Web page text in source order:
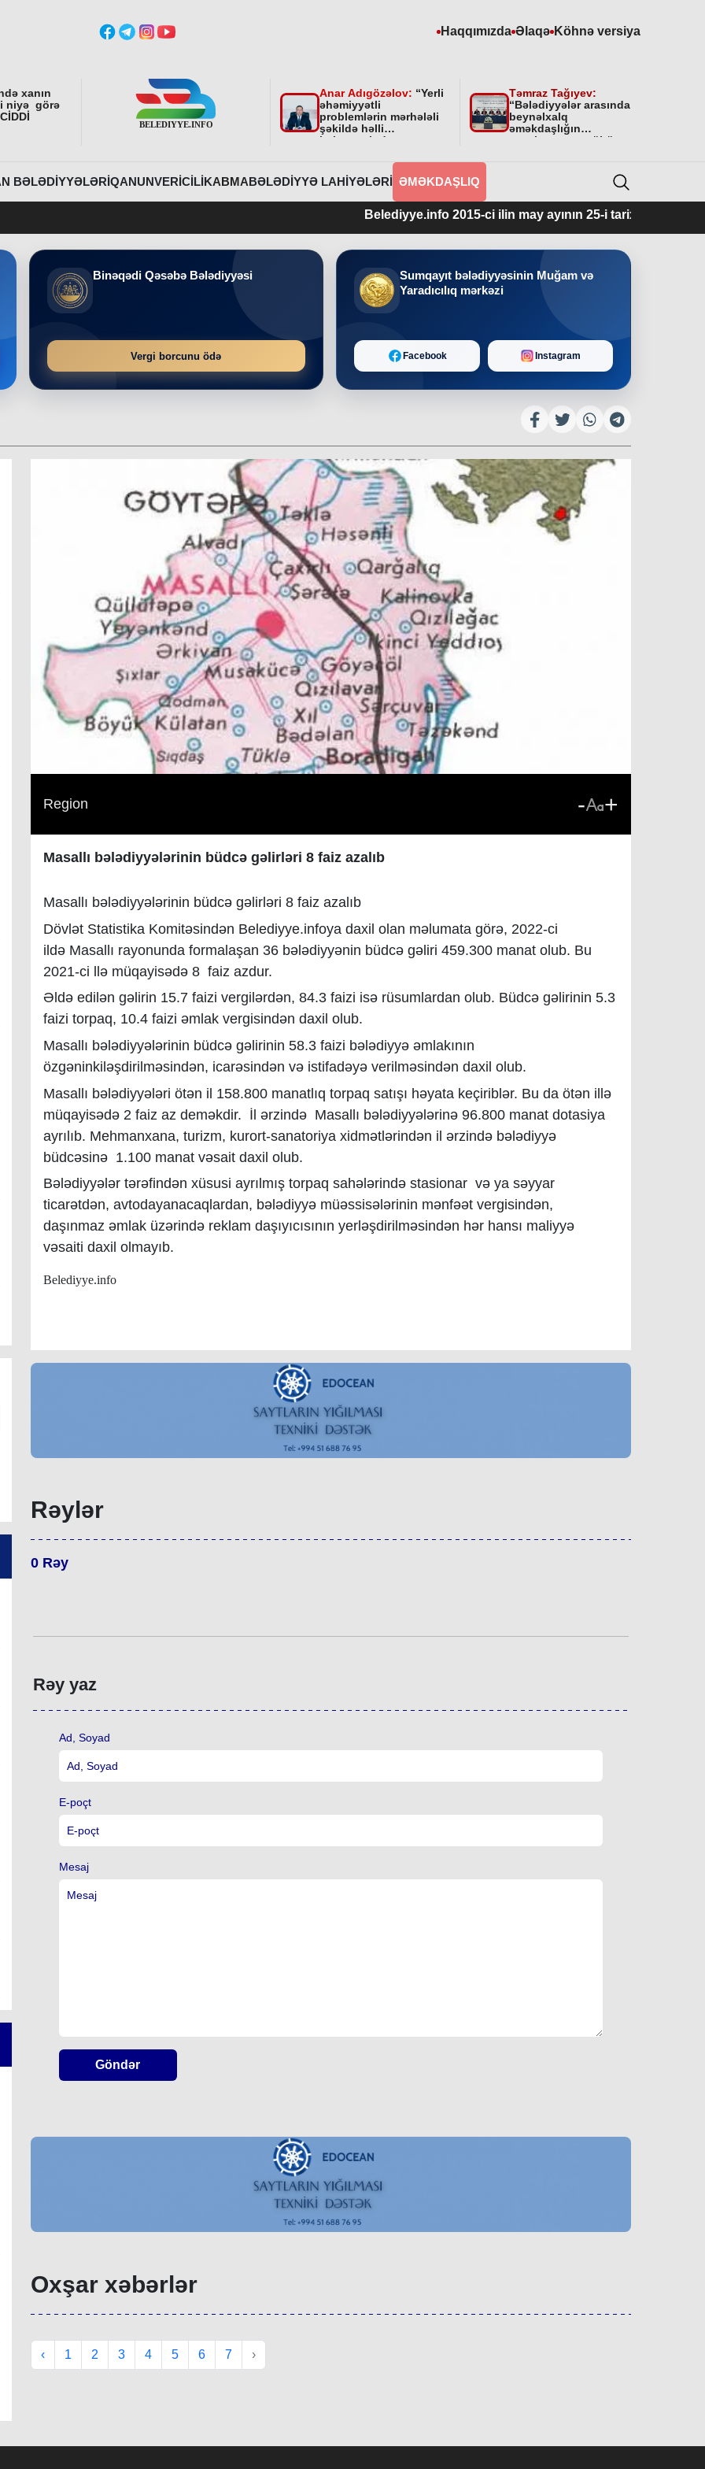
Haqqımızda Əlaqə Köhnə versiya
xanın
niyə görə
Anar Adıgözəlov: “Yerli
əhəmiyyətli
problemlərin mərhələli
şəkildə həlli
istiqamətində
sonra da davam
etdirəcəkdir”
Təmraz Tağıyev:
“Bələdiyyələr arasında
beynəlxalq
əməkdaşlığın
qurulmasının mühüm
BƏLƏDIYYƏLƏRIQANUNVERICILIKABMABƏLƏDIYYƏ LAHIYƏLƏRI ƏMƏKDAŞLIQ
Belediyye.info 2015-ci ilin may ayının 25-i tarixindən
Binəqədi Qəsəbə Bələdiyyəsi
Vergi borcunu ödə
Sumqayıt bələdiyyəsinin Muğam və
Yaradıcılıq mərkəzi
Facebook Instagram
Region - +
Masallı bələdiyyələrinin büdcə gəlirləri 8 faiz azalıb
Masallı bələdiyyələrinin büdcə gəlirləri 8 faiz azalıb
Dövlət Statistika Komitəsindən Belediyye.infoya daxil olan məlumata görə, 2022-ci
ildə Masallı rayonunda formalaşan 36 bələdiyyənin büdcə gəliri 459.300 manat olub. Bu
2021-ci llə müqayisədə 8 faiz azdur.
Əldə edilən gəlirin 15.7 faizi vergilərdən, 84.3 faizi isə rüsumlardan olub. Büdcə gəlirinin 5.3
faizi torpaq, 10.4 faizi əmlak vergisindən daxil olub.
Masallı bələdiyyələrinin büdcə gəlirinin 58.3 faizi bələdiyyə əmlakının
özgəninkiləşdirilməsindən, icarəsindən və istifadəyə verilməsindən daxil olub.
Masallı bələdiyyələri ötən il 158.800 manatlıq torpaq satışı həyata keçiriblər. Bu da ötən illə
müqayisədə 2 faiz az deməkdir. İl ərzində Masallı bələdiyyələrinə 96.800 manat dotasiya
ayrılıb. Mehmanxana, turizm, kurort-sanatoriya xidmətlərindən il ərzində bələdiyyə
büdcəsinə 1.100 manat vəsait daxil olub.
Bələdiyyələr tərəfindən xüsusi ayrılmış torpaq sahələrində stasionar və ya səyyar
ticarətdən, avtodayanacaqlardan, bələdiyyə müəssisələrinin mənfəət vergisindən,
daşınmaz əmlak üzərində reklam daşıyıcısının yerləşdirilməsindən hər hansı maliyyə
vəsaiti daxil olmayıb.
Belediyye.info
Rəylər
0 Rəy
Rəy yaz
Ad, Soyad
E-poçt
Mesaj
Göndər
Oxşar xəbərlər
‹ 1 2 3 4 5 6 7 ›